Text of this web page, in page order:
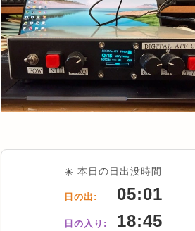
☀️ 本日の日出没時間
日の出: 05:01
日の入り: 18:45